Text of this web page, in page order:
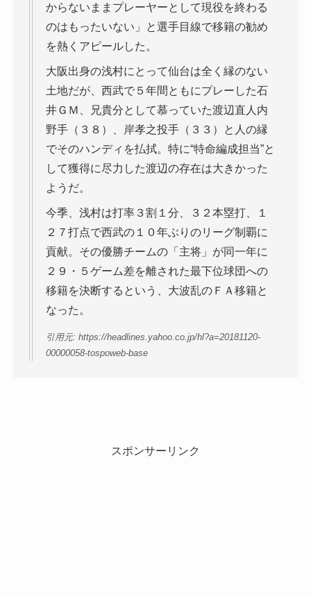
からないままプレーヤーとして現役を終わる
のはもったいない」と選手目線で移籍の勧め
を熱くアピールした。
大阪出身の浅村にとって仙台は全く縁のない
土地だが、西武で５年間ともにプレーした石
井ＧＭ、兄貴分として慕っていた渡辺直人内
野手（３８）、岸孝之投手（３３）と人の縁
でそのハンディを払拭。特に“特命編成担当”と
して獲得に尽力した渡辺の存在は大きかった
ようだ。
今季、浅村は打率３割１分、３２本塁打、１
２７打点で西武の１０年ぶりのリーグ制覇に
貢献。その優勝チームの「主将」が同一年に
２９・５ゲーム差を離された最下位球団への
移籍を決断するという、大波乱のＦＡ移籍と
なった。
引用元: https://headlines.yahoo.co.jp/hl?a=20181120-
00000058-tospoweb-base
スポンサーリンク